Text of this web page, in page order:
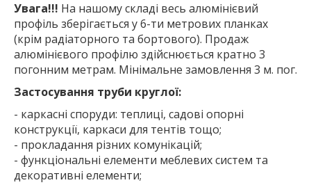
Увага!!! На нашому складі весь алюмінієвий
профіль зберігається у 6-ти метрових планках
(крім радіаторного та бортового). Продаж
алюмінієвого профілю здійснюється кратно 3
погонним метрам. Мінімальне замовлення 3 м. пог.
Застосування труби круглої:
- каркасні споруди: теплиці, садові опорні
конструкції, каркаси для тентів тощо;
- прокладання різних комунікацій;
- функціональні елементи меблевих систем та
декоративні елементи;